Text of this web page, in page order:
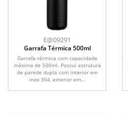
E@09291
Garrafa Térmica 500ml
Garrafa térmica com capacidade
máxima de 500ml. Possui estrutura
de parede dupla com interior em
inox 304, exterior em...